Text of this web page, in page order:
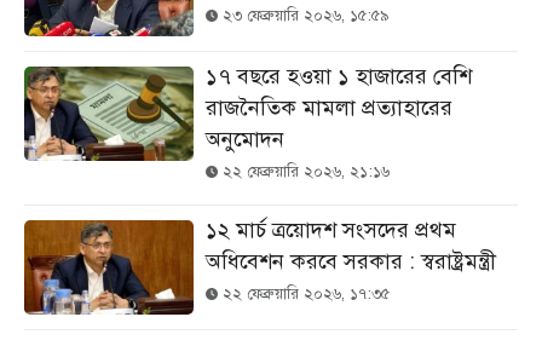
২৩ ফেব্রুয়ারি ২০২৬, ১৫:৫৯
১৭ বছরে হওয়া ১ হাজারের বেশি
রাজনৈতিক মামলা প্রত্যাহারের
অনুমোদন
২২ ফেব্রুয়ারি ২০২৬, ২১:১৬
১২ মার্চ ত্রয়োদশ সংসদের প্রথম
অধিবেশন করবে সরকার : স্বরাষ্ট্রমন্ত্রী
২২ ফেব্রুয়ারি ২০২৬, ১৭:৩৫